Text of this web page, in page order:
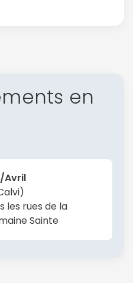
en
Avril
les rues de la
Sainte